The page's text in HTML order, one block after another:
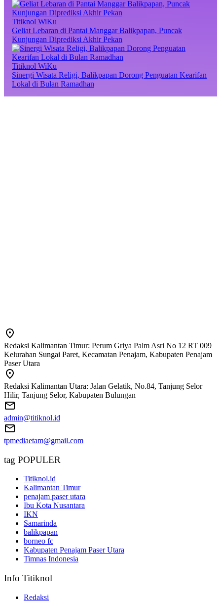
Titiknol WiKu
Geliat Lebaran di Pantai Manggar Balikpapan, Puncak
Kunjungan Diprediksi Akhir Pekan
Titiknol WiKu
Sinergi Wisata Religi, Balikpapan Dorong Penguatan Kearifan
Lokal di Bulan Ramadhan
Redaksi Kalimantan Timur: Perum Griya Palm Asri No 12 RT 009
Kelurahan Sungai Paret, Kecamatan Penajam, Kabupaten Penajam
Paser Utara
Redaksi Kalimantan Utara: Jalan Gelatik, No.84, Tanjung Selor
Hilir, Tanjung Selor, Kabupaten Bulungan
admin@titiknol.id
tpmediaetam@gmail.com
tag POPULER
Titiknol.id
Kalimantan Timur
penajam paser utara
Ibu Kota Nusantara
IKN
Samarinda
balikpapan
borneo fc
Kabupaten Penajam Paser Utara
Timnas Indonesia
Info Titiknol
Redaksi